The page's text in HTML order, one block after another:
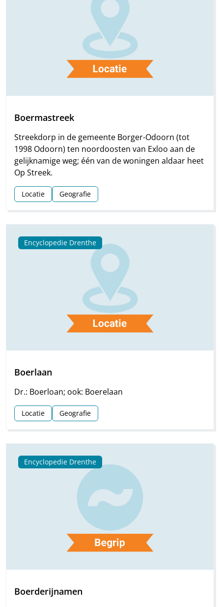
Boermastreek
Streekdorp in de gemeente Borger-Odoorn (tot
1998 Odoorn) ten noordoosten van Exloo aan de
gelijknamige weg; één van de woningen aldaar heet
Op Streek.
Locatie Geografie
Encyclopedie Drenthe
Boerlaan
Dr.: Boerloan; ook: Boerelaan
Locatie Geografie
Encyclopedie Drenthe
Boerderijnamen